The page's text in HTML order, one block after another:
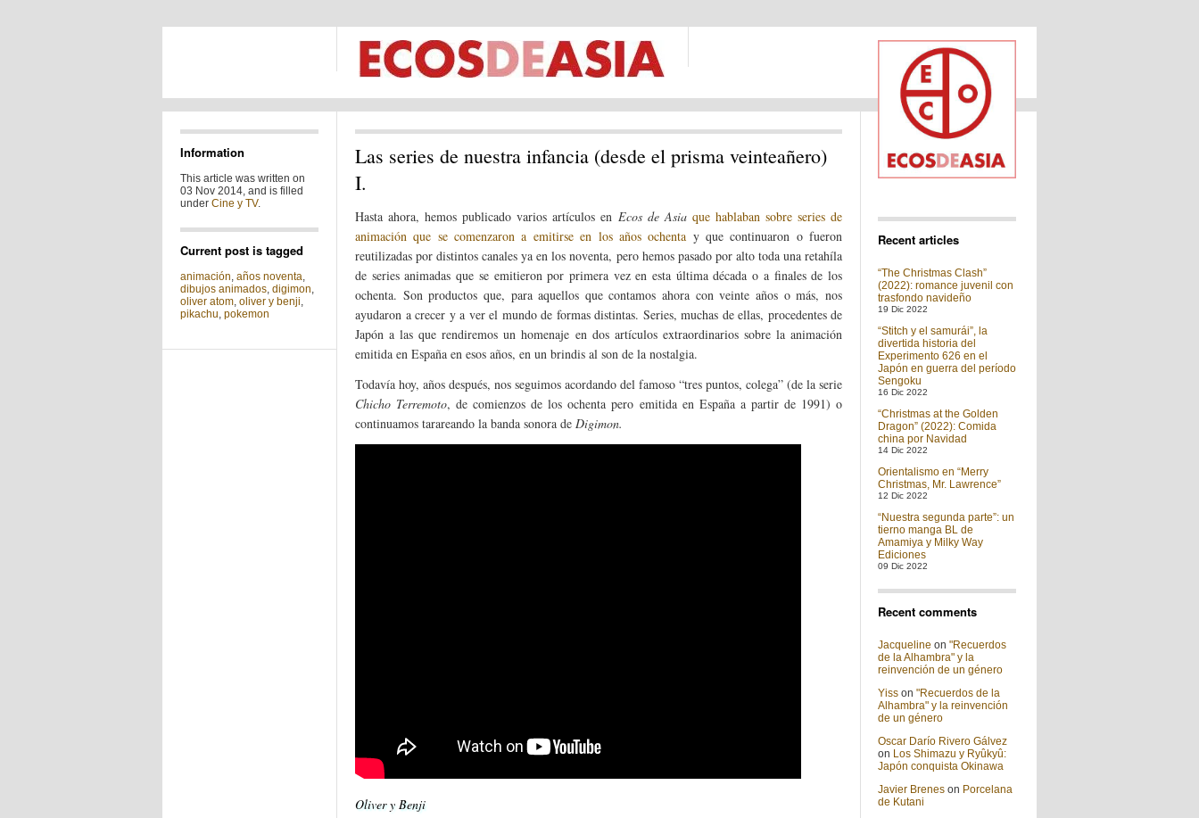
Information
This article was written on
03 Nov 2014, and is filled
under Cine y TV.
Current post is tagged
animación, años noventa,
dibujos animados, digimon,
oliver atom, oliver y benji,
pikachu, pokemon
Las series de nuestra infancia (desde el prisma veinteañero)
I.
Hasta ahora, hemos publicado varios artículos en Ecos de Asia que hablaban sobre series de
animación que se comenzaron a emitirse en los años ochenta y que continuaron o fueron
reutilizadas por distintos canales ya en los noventa, pero hemos pasado por alto toda una retahíla
de series animadas que se emitieron por primera vez en esta última década o a finales de los
ochenta. Son productos que, para aquellos que contamos ahora con veinte años o más, nos
ayudaron a crecer y a ver el mundo de formas distintas. Series, muchas de ellas, procedentes de
Japón a las que rendiremos un homenaje en dos artículos extraordinarios sobre la animación
emitida en España en esos años, en un brindis al son de la nostalgia.
Todavía hoy, años después, nos seguimos acordando del famoso “tres puntos, colega” (de la serie
Chicho Terremoto, de comienzos de los ochenta pero emitida en España a partir de 1991) o
continuamos tarareando la banda sonora de Digimon.
Oliver y Benji
Recent articles
“The Christmas Clash”
(2022): romance juvenil con
trasfondo navideño
19 Dic 2022
“Stitch y el samurái”, la
divertida historia del
Experimento 626 en el
Japón en guerra del período
Sengoku
16 Dic 2022
“Christmas at the Golden
Dragon” (2022): Comida
china por Navidad
14 Dic 2022
Orientalismo en “Merry
Christmas, Mr. Lawrence”
12 Dic 2022
“Nuestra segunda parte”: un
tierno manga BL de
Amamiya y Milky Way
Ediciones
09 Dic 2022
Recent comments
Jacqueline on "Recuerdos
de la Alhambra" y la
reinvención de un género
Yiss on "Recuerdos de la
Alhambra" y la reinvención
de un género
Oscar Darío Rivero Gálvez
on Los Shimazu y Ryûkyû:
Japón conquista Okinawa
Javier Brenes on Porcelana
de Kutani